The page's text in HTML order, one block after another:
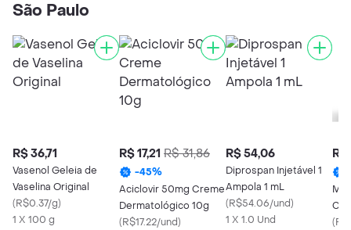
São Paulo
R$ 36,71
Vasenol Geleia de
Vaselina Original
(R$0.37/g)
1 X 100 g
R$ 17,21 R$ 31,86
-45%
Aciclovir 50mg Creme
Dermatológico 10g
(R$17.22/und)
R$ 54,06
Diprospan Injetável 1
Ampola 1 mL
(R$54.06/und)
1 X 1.0 Und
R$
(